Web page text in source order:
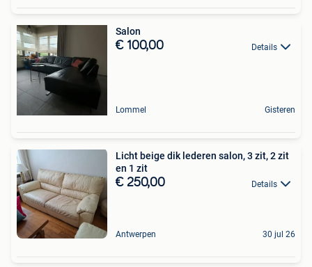
Salon
€ 100,00 Details
Lommel Gisteren
Licht beige dik lederen salon, 3 zit, 2 zit
en 1 zit
€ 250,00 Details
Antwerpen 30 jul 26